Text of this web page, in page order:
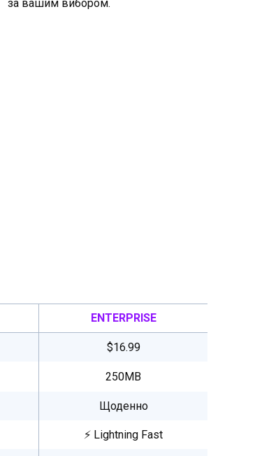
за вашим вибором.
ENTERPRISE
$16.99
250MB
Щоденно
⚡ Lightning Fast